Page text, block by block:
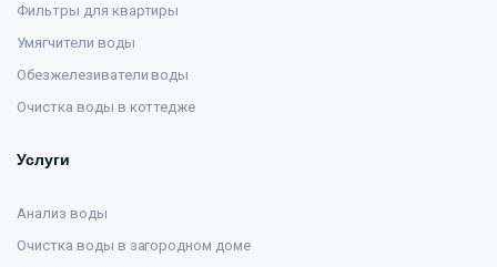
Фильтры для квартиры
Умягчители воды
Обезжелезиватели воды
Очистка воды в коттедже
Услуги
Анализ воды
Очистка воды в загородном доме